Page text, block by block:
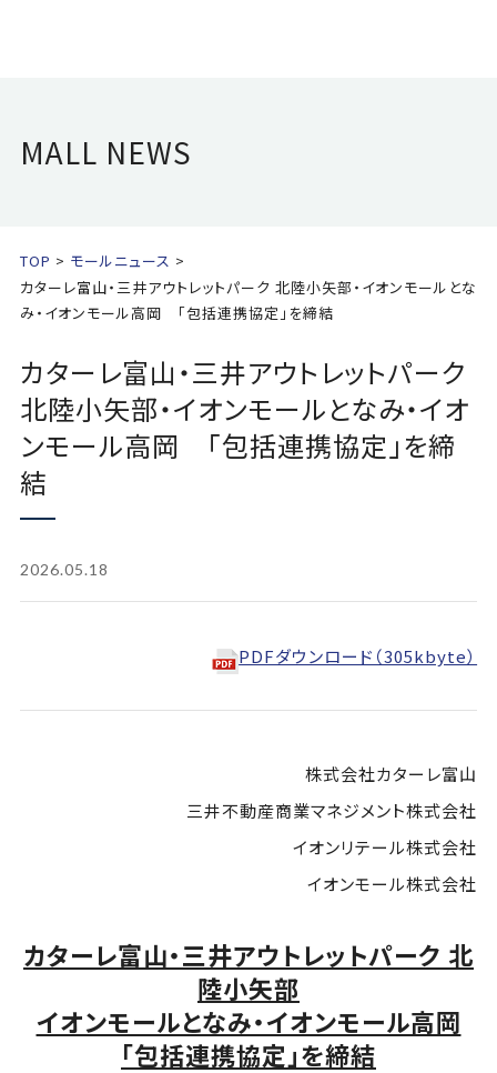
MALL NEWS
TOP
モールニュース
カターレ富山・三井アウトレットパーク 北陸小矢部・イオンモールとな
み・イオンモール高岡 「包括連携協定」を締結
カターレ富山・三井アウトレットパーク
北陸小矢部・イオンモールとなみ・イオ
ンモール高岡 「包括連携協定」を締
結
2026.05.18
PDFダウンロード（305kbyte）
株式会社カターレ富山
三井不動産商業マネジメント株式会社
イオンリテール株式会社
イオンモール株式会社
カターレ富山・三井アウトレットパーク 北
陸小矢部
イオンモールとなみ・イオンモール高岡
「包括連携協定」を締結